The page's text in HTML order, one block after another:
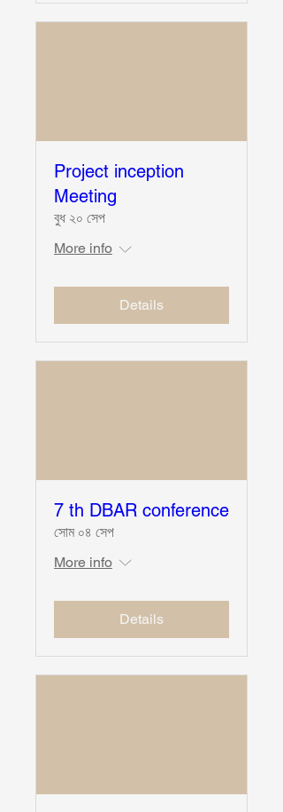
Project inception
Meeting
বুধ ২০ সেপ
More info
Details
7 th DBAR conference
সোম ০৪ সেপ
More info
Details